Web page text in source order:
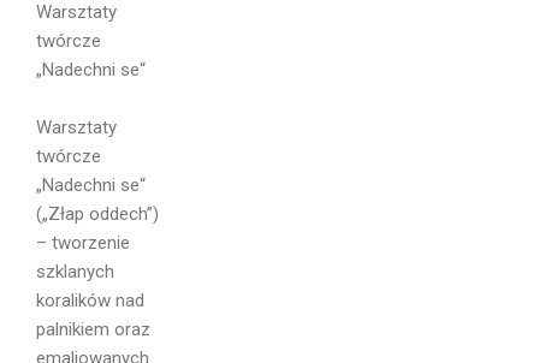
Warsztaty
twórcze
„Nadechni se“
Warsztaty
twórcze
„Nadechni se“
(„Złap oddech”)
– tworzenie
szklanych
koralików nad
palnikiem oraz
emaliowanych